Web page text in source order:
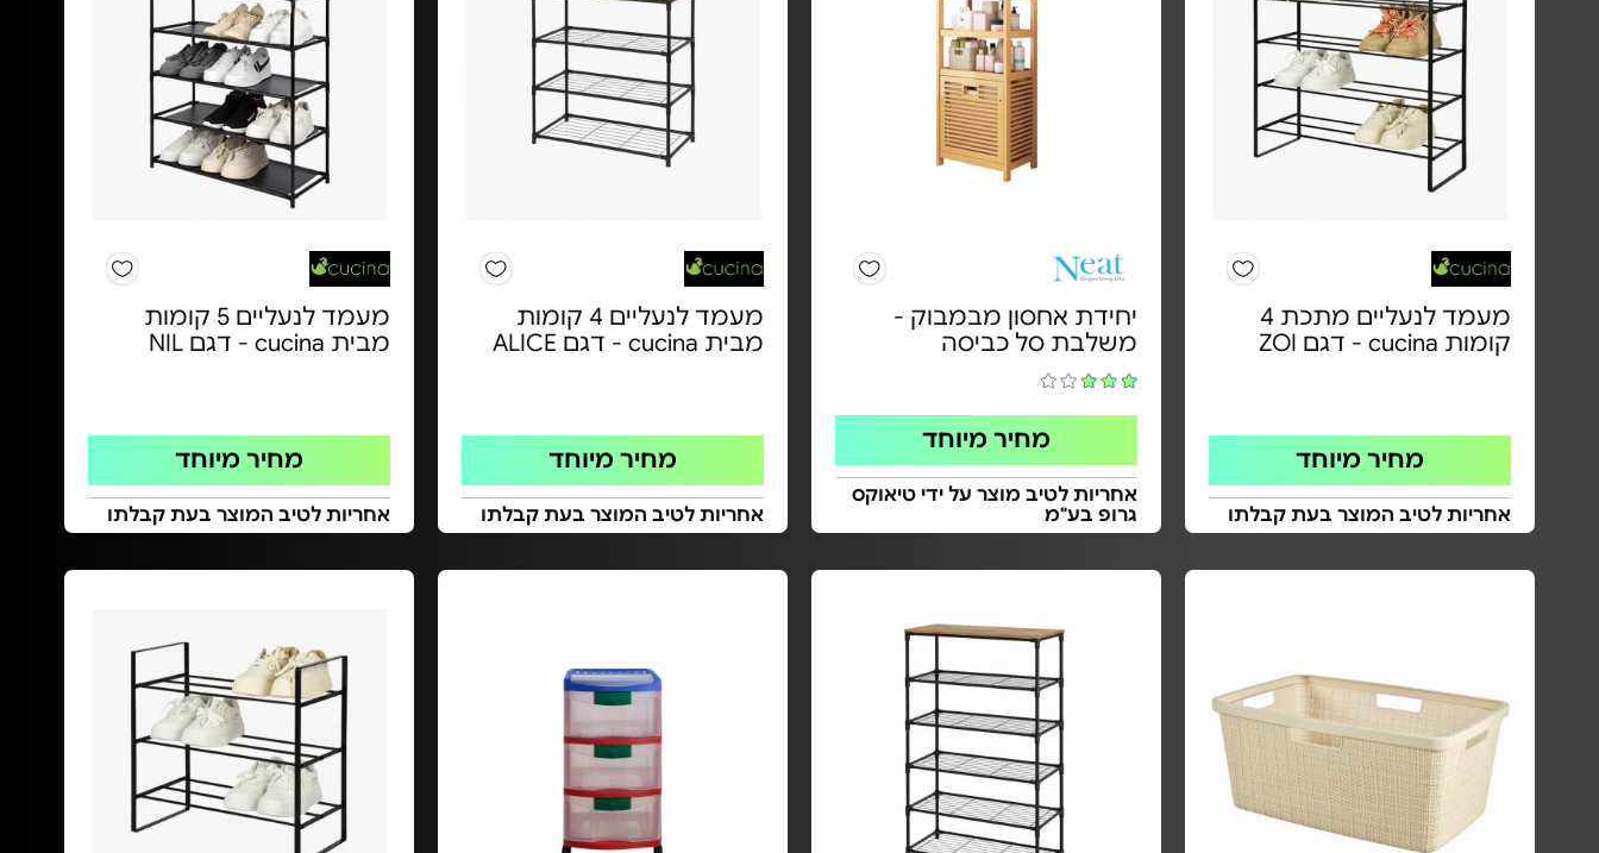
מעמד לנעליים מתכת 4
קומות cucina - דגם ZOI
מחיר מיוחד
אחריות לטיב המוצר בעת קבלתו
יחידת אחסון מבמבוק -
משלבת סל כביסה
מחיר מיוחד
אחריות לטיב מוצר על ידי טיאוקס
גרופ בע"מ
מעמד לנעליים 4 קומות
מבית cucina - דגם ALICE
מחיר מיוחד
אחריות לטיב המוצר בעת קבלתו
מעמד לנעליים 5 קומות
מבית cucina - דגם NIL
מחיר מיוחד
אחריות לטיב המוצר בעת קבלתו